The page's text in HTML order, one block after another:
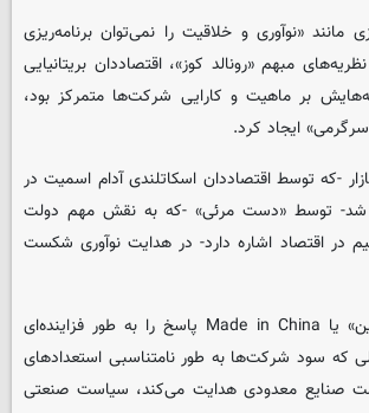
«نوآوری و خلاقیت را نمی‌توان برنامه‌ریزی
مبهم «رونالد کوز»، اقتصاددان بریتانیایی
که نظریه‌هایش بر ماهیت و کارایی شرکت‌ها متمرکز بود،
ایجاد کرد.
-که توسط اقتصاددان اسکاتلندی آدام اسمیت در
پیشنهاد شد- توسط «دست مرئی» -که به نقش مهم دولت
در اقتصاد اشاره دارد- در هدایت نوآوری شکست
دگرگونی «ساخت چین» یا Made in China پاسخ را به طور فزاینده‌ای
که سود شرکت‌ها به طور نامتناسبی استعدادهای
صنایع معدودی هدایت می‌کند، سیاست صنعتی